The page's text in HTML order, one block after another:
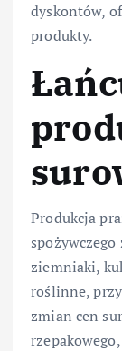
dyskontów,
produkty.
Produkcja
ziemniaki,
roślinne,
zmian cen